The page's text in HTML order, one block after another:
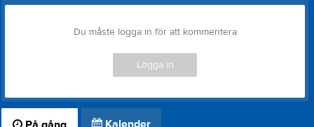
Du måste logga in för att kommentera
Logga in
Kalender